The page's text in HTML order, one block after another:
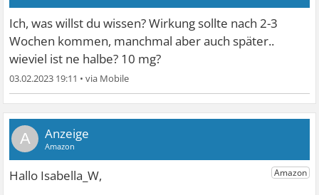
Ich, was willst du wissen? Wirkung sollte nach 2-3
Wochen kommen, manchmal aber auch später..
wieviel ist ne halbe? 10 mg?
03.02.2023 19:11 •
A